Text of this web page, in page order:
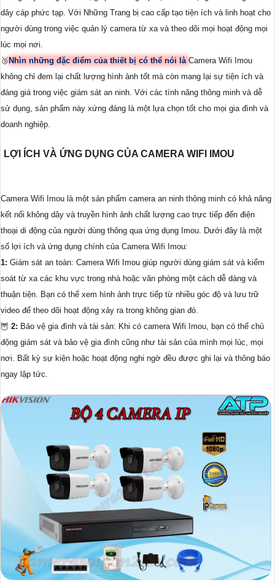
dây cáp phức tạp. Với Những Trang bị cao cấp tạo tiện ích và linh hoạt cho
người dùng trong việc quản lý camera từ xa và theo dõi mọi hoạt động mọi
lúc mọi nơi.
🥉Nhìn những đặc điểm của thiết bị có thể nói là Camera Wifi Imou
không chỉ đem lại chất lượng hình ảnh tốt mà còn mang lại sự tiện ích và
đáng giá trong việc giám sát an ninh. Với các tính năng thông minh và dễ
sử dụng, sản phẩm này xứng đáng là một lựa chọn tốt cho mọi gia đình và
doanh nghiệp.
LỢI ÍCH VÀ ỨNG DỤNG CỦA CAMERA WIFI IMOU
Camera Wifi Imou là một sản phẩm camera an ninh thông minh có khả năng
kết nối không dây và truyền hình ảnh chất lượng cao trực tiếp đến điện
thoại di động của người dùng thông qua ứng dụng Imou. Dưới đây là một
số lợi ích và ứng dụng chính của Camera Wifi Imou:
1: Giám sát an toàn: Camera Wifi Imou giúp người dùng giám sát và kiểm
soát từ xa các khu vực trong nhà hoặc văn phòng một cách dễ dàng và
thuận tiện. Bạn có thể xem hình ảnh trực tiếp từ nhiều góc độ và lưu trữ
video để theo dõi hoạt động xảy ra trong không gian đó.
🦉 2: Bảo vệ gia đình và tài sản: Khi có camera Wifi Imou, bạn có thể chủ
động giám sát và bảo vệ gia đình cũng như tài sản của mình mọi lúc, mọi
nơi. Bất kỳ sự kiện hoặc hoạt động nghi ngờ đều được ghi lại và thông báo
ngay lập tức.